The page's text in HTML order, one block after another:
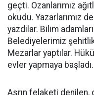
geçti. Ozanlarımız
okudu. Yazarlarımız
yazdılar. Bilim
Belediyelerimiz
Mezarlar yaptılar.
evler yapmaya
Asrın felaketi